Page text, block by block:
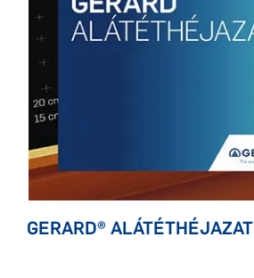
GERARD® ALÁTÉTHÉJAZAT